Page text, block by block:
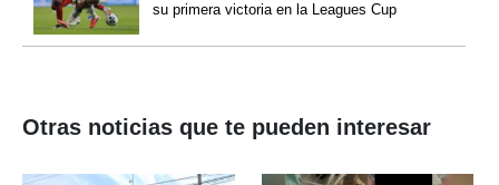
su primera victoria en la Leagues Cup
Otras noticias que te pueden interesar